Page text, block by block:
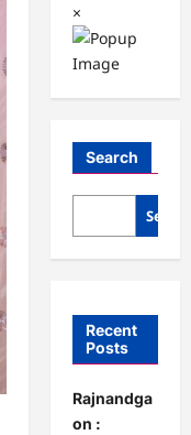
×
Search
Recent
Posts
Rajnandga
on :